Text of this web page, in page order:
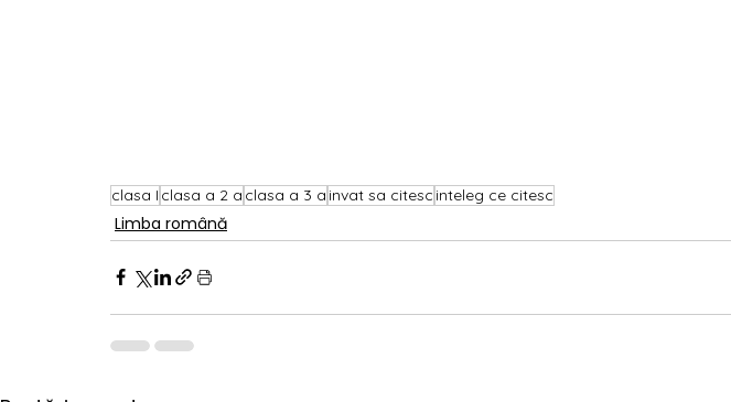
clasa I clasa a 2 a clasa a 3 a invat sa citesc inteleg ce citesc
Limba română